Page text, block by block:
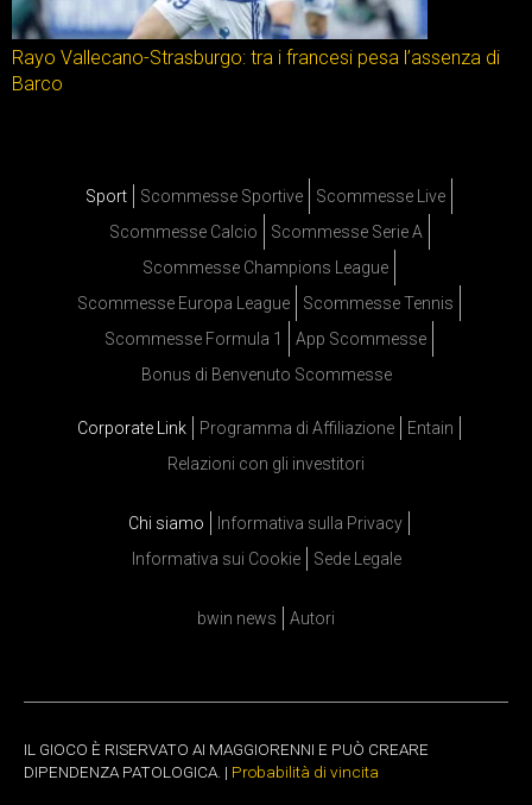
Rayo Vallecano-Strasburgo: tra i francesi pesa l’assenza di
Barco
Sport Scommesse Sportive
Scommesse Live
Scommesse Calcio
Scommesse Serie A
Scommesse Champions League
Scommesse Europa League
Scommesse Tennis
Scommesse Formula 1
App Scommesse
Bonus di Benvenuto Scommesse
Corporate Link Programma di Affiliazione
Entain
Relazioni con gli investitori
Chi siamo
Informativa sulla Privacy
Informativa sui Cookie
Sede Legale
bwin news Autori
IL GIOCO È RISERVATO AI MAGGIORENNI E PUÒ CREARE
DIPENDENZA PATOLOGICA. | Probabilità di vincita